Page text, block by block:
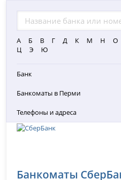
А Б В Г Д К М Н О
Ц
Э Ю
Банк
Банкоматы в Перми
Телефоны и адреса
Банкоматы